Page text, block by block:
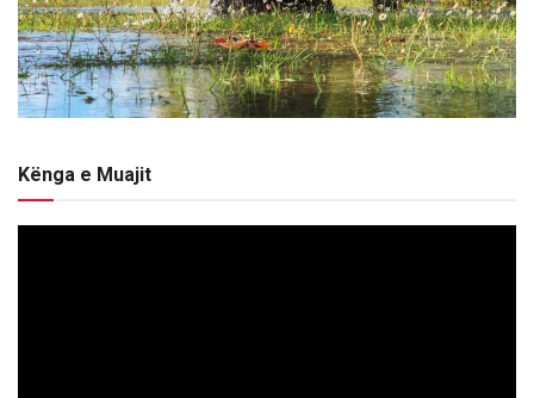
Kënga e Muajit